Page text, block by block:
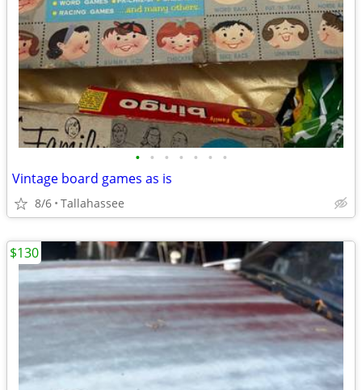
• • • • • • •
Vintage board games as is
8/6 Tallahassee
$130